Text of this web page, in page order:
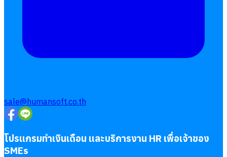
sale@humansoft.co.th
โปรแกรมทำเงินเดือน และบริการงาน HR เพื่อเจ้าของ
SMEs